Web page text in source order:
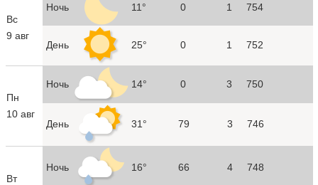
Вс
9 авг
Ночь 11° 0 1 754
День 25° 0 1 752
Пн
10 авг
Ночь 14° 0 3 750
День 31° 79 3 746
Вт
Ночь 16° 66 4 748